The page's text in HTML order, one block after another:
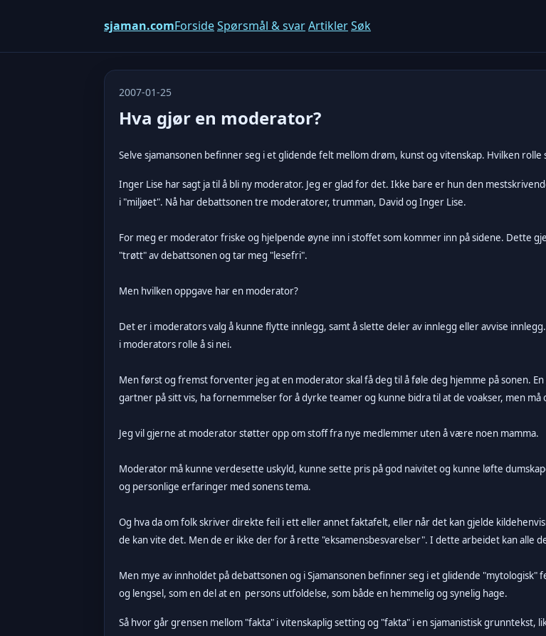
sjaman.comForsideSpørsmål & svarArtiklerSøk
2007-01-25
Hva gjør en moderator?
Selve sjamansonen befinner seg i et glidende felt mellom drøm, kunst og vitenskap. Hvilken
Inger Lise har sagt ja til å bli ny moderator. Jeg er glad for det. Ikke bare er hun den
i "miljøet". Nå har debattsonen tre moderatorer, trumman, David og Inger Lise.
For meg er moderator friske og hjelpende øyne inn i stoffet som kommer inn på sidene. Dette
"trøtt" av debattsonen og tar meg "lesefri".
Men hvilken oppgave har en moderator?
Det er i moderators valg å kunne flytte innlegg, samt å slette deler av innlegg eller avvise
i moderators rolle å si nei.
Men først og fremst forventer jeg at en moderator skal få deg til å føle deg hjemme på sonen.
gartner på sitt vis, ha fornemmelser for å dyrke teamer og kunne bidra til at de voakser, men
Jeg vil gjerne at moderator støtter opp om stoff fra nye medlemmer uten å være noen mamma.
Moderator må kunne verdesette uskyld, kunne sette pris på god naivitet og kunne løfte
og personlige erfaringer med sonens tema.
Og hva da om folk skriver direkte feil i ett eller annet faktafelt, eller når det kan gjelde
de kan vite det. Men de er ikke der for å rette "eksamensbesvarelser". I dette arbeidet kan alle
Men mye av innholdet på debattsonen og i Sjamansonen befinner seg i et glidende
og lengsel, som en del at en persons utfoldelse, som både en hemmelig og synelig hage.
Så hvor går grensen mellom "fakta" i vitenskaplig setting og "fakta" i en sjamanistisk grunntekst,